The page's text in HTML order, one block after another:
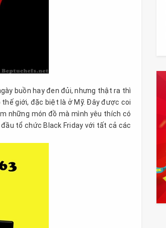
buồn hay đen đủi, nhưng thật ra thì
thế giới, đặc biệt là ở Mỹ. Đây được coi
những món đồ mà mình yêu thích có
tổ chức Black Friday với tất cả các